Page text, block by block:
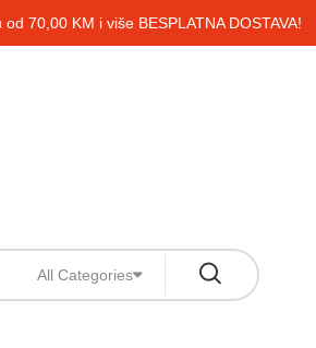
70,00 KM i više BESPLATNA DOSTAVA!
All Categories